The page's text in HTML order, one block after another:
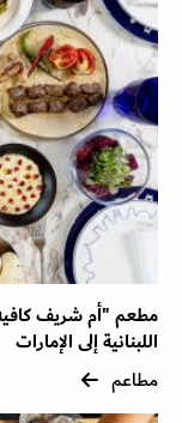
مطعم "أم شريف
اللبنانية إلى الإمارات
مطاعم